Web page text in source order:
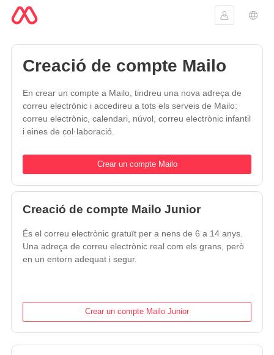
Inicia la
Creació de compte Mailo
En crear un compte a Mailo, tindreu una nova adreça de
correu electrònic i accedireu a tots els serveis de Mailo:
correu electrònic, calendari, núvol, correu electrònic infantil
i eines de col·laboració.
Crear un compte Mailo
Creació de compte Mailo Junior
És el correu electrònic gratuït per a nens de 6 a 14 anys.
Una adreça de correu electrònic real com els grans, però
en un entorn adequat i segur.
Crear un compte Mailo Junior